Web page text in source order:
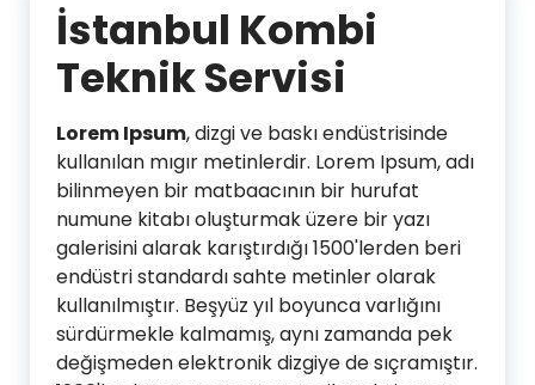
İstanbul Kombi
Teknik Servisi
Lorem Ipsum, dizgi ve baskı endüstrisinde
kullanılan mıgır metinlerdir. Lorem Ipsum, adı
bilinmeyen bir matbaacının bir hurufat
numune kitabı oluşturmak üzere bir yazı
galerisini alarak karıştırdığı 1500'lerden beri
endüstri standardı sahte metinler olarak
kullanılmıştır. Beşyüz yıl boyunca varlığını
sürdürmekle kalmamış, aynı zamanda pek
değişmeden elektronik dizgiye de sıçramıştır.